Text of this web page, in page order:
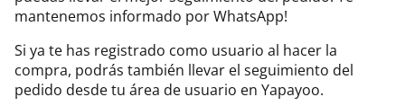
mantenemos informado por WhatsApp!
Si ya te has registrado como usuario al hacer la
compra, podrás también llevar el seguimiento del
pedido desde tu área de usuario en Yapayoo.